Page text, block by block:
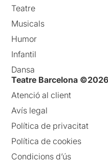
Teatre
Musicals
Humor
Infantil
Dansa
Teatre Barcelona ©2026
Atenció al client
Avís legal
Política de privacitat
Política de cookies
Condicions d’ús